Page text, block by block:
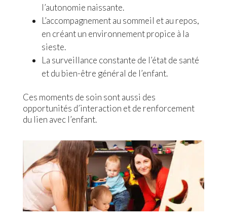
l’autonomie naissante.
L’accompagnement au sommeil et au repos,
en créant un environnement propice à la
sieste.
La surveillance constante de l’état de santé
et du bien-être général de l’enfant.
Ces moments de soin sont aussi des
opportunités d’interaction et de renforcement
du lien avec l’enfant.